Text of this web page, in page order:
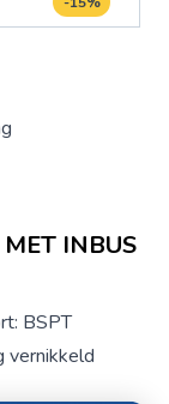
INBUS
BSPT
vernikkeld